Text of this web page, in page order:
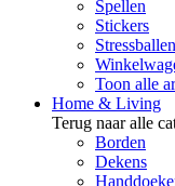
Spellen
Stickers
Stressballen
Toon alle
Home & Living
Terug naar alle
Borden
Dekens